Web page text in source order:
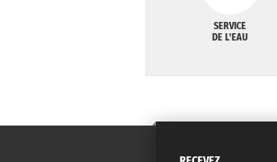
SERVICE
DE L'EAU